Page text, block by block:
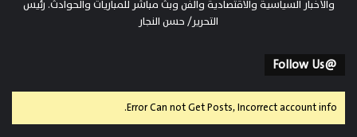
والأخبار السياسية والاقتصادية والفن وبث مباشر للمباريات والحوادث. رئيس
التحرير/ حسن النجار
@Follow Us
Error Can not Get Posts, Incorrect account info.